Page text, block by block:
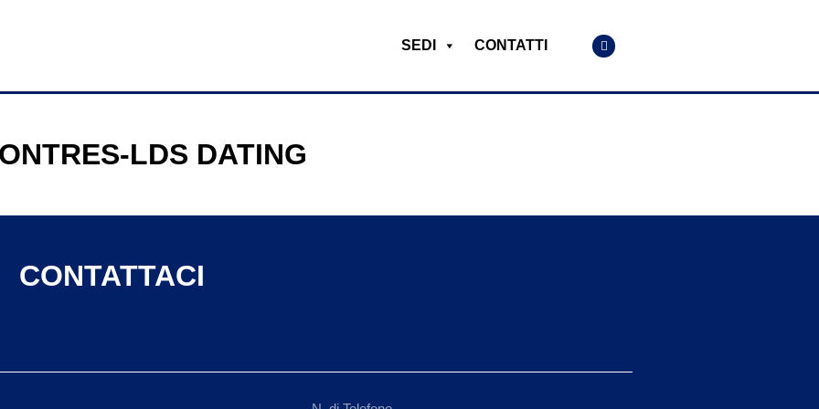
SEDI CONTATTI
LDS DATING
CONTATTACI